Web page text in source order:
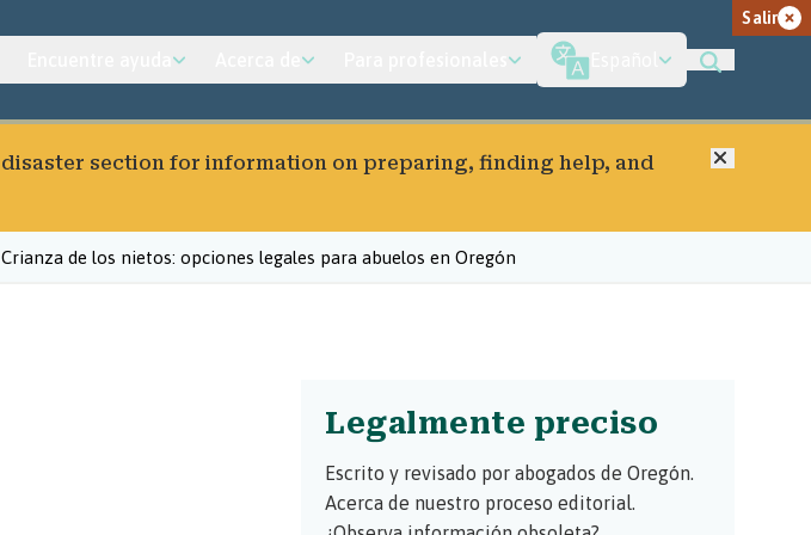
Salir
disaster section for information on preparing, finding help, and
Cerrar
Crianza de los nietos: opciones legales para abuelos en Oregón
Legalmente preciso
Escrito y revisado por abogados de Oregón.
Acerca de nuestro proceso editorial.